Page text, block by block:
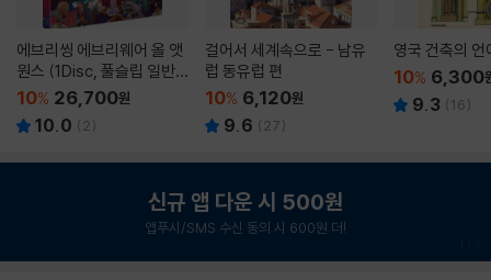
에브리씽 에브리웨어 올 앳
원스 (1Disc, 풀슬립 일반
판) : 블루레이
10% 26,700원
10.0 ( 2)
걸어서 세계속으로 - 남유
럽 동유럽 편
10% 6,120원
9.6 ( 27)
영국 건축의 언
10% 6,300
9.3 (16)
신규 앱 다운 시 500원
앱푸시/SMS 수신 동의 시 600원 더!